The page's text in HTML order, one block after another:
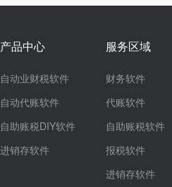
产品中心
自动业财税软件
自动代账软件
自助账税DIY软件
进销存软件
服务区域
财务软件
代账软件
自助账税软件
报税软件
进销存软件